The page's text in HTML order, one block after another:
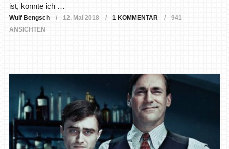
ist, konnte ich …
Wulf Bengsch 12. Mai 2018 1 KOMMENTAR
941
ANSICHTEN